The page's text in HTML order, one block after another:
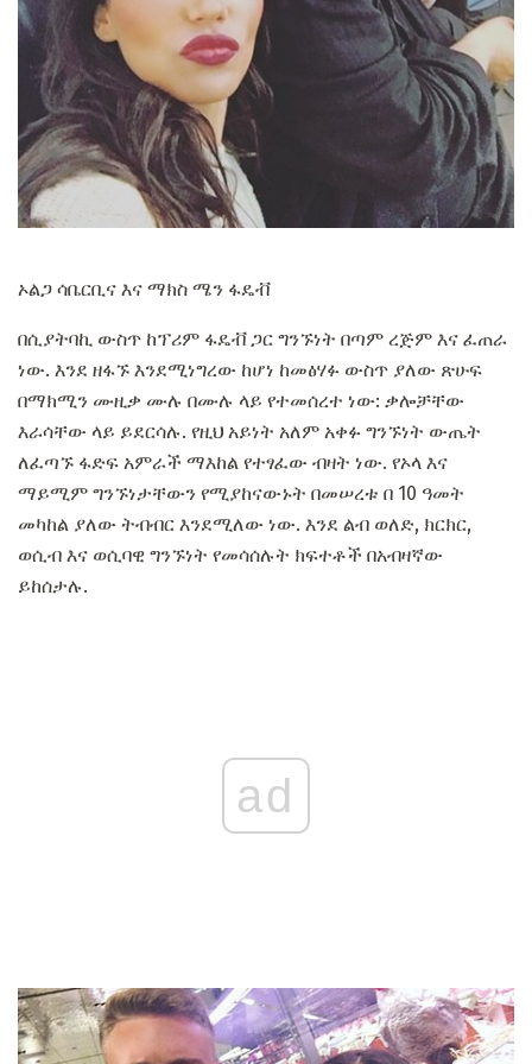
ኦልጋ ሳቤርቢና እና ማክስ ሜን ፋዴቭ
በሲያትባኪ ውስጥ ከፕሪም ፋዴቭ ጋር ግንኙነት በጣም ረጅም እና ፈጠራ
ነው. እንደ ዘፋኙ እንደሚነግረው ከሆነ ከመፅሃፉ ውስጥ ያለው ጽሁፍ
በማክሚን ሙዚቃ ሙሉ በሙሉ ላይ የተመሰረተ ነው: ቃሎቻቸው
እራሳቸው ላይ ይደርሳሉ. የዚህ አይነት አለም አቀፉ ግንኙነት ውጤት
ለፈጣኙ ፋድፍ አምራች ማእከል የተፃፈው ብዛት ነው. የኦላ እና
ማይሚም ግንኙነታቸውን የሚያከናውኑት በመሠረቱ በ 10 ዓመት
መካከል ያለው ትብብር እንደሚለው ነው. እንደ ልብ ወለድ, ክርክር,
ወሲብ እና ወሲባዊ ግንኙነት የመሳሰሉት ክፍተቶች በአብዛኛው
ይከሰታሉ.
ad